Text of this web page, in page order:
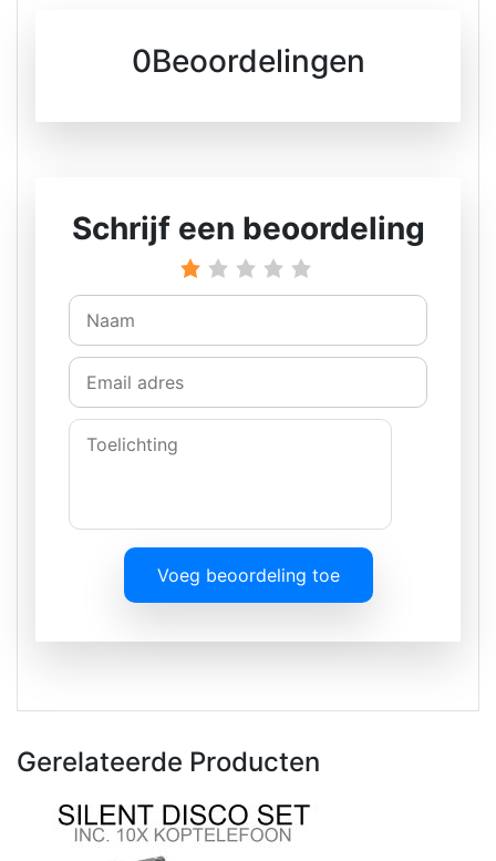
0Beoordelingen
Schrijf een beoordeling
Voeg beoordeling toe
Gerelateerde Producten